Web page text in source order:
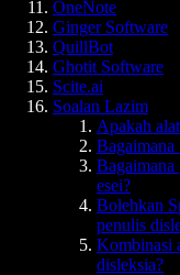
OneNote
Ginger Software
QuillBot
Ghotit Software
Scite.ai
Soalan Lazim
Apakah
Bagaimana
esei?
Bolehkan
penulis
Kombinasi
disleksia?